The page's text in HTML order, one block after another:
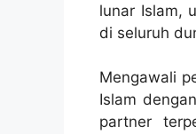
lunar Islam,
di seluruh
Mengawali
Islam
partner